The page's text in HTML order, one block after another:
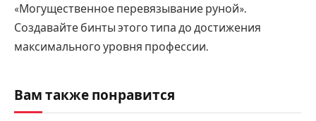
«Могущественное перевязывание руной».
Создавайте бинты этого типа до достижения
максимального уровня профессии.
Вам также понравится